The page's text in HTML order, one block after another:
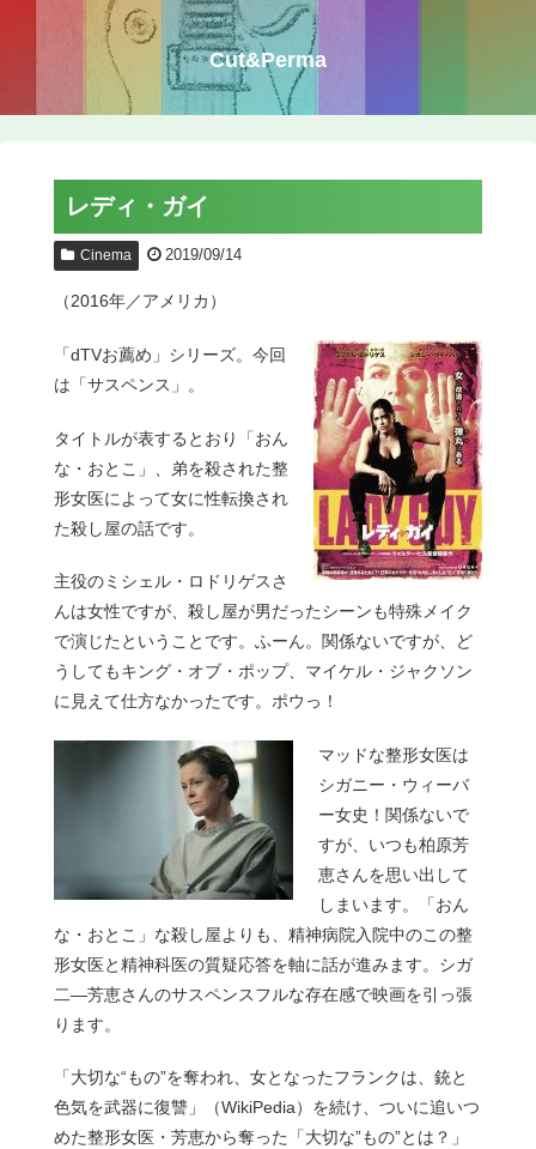
Cut&Perma
レディ・ガイ
Cinema 2019/09/14
（2016年／アメリカ）
「dTVお薦め」シリーズ。今回
は「サスペンス」。
タイトルが表するとおり「おん
な・おとこ」、弟を殺された整
形女医によって女に性転換され
た殺し屋の話です。
主役のミシェル・ロドリゲスさ
んは女性ですが、殺し屋が男だったシーンも特殊メイク
で演じたということです。ふーん。関係ないですが、ど
うしてもキング・オブ・ポップ、マイケル・ジャクソン
に見えて仕方なかったです。ポウっ！
マッドな整形女医は
シガニー・ウィーバ
ー女史！関係ないで
すが、いつも柏原芳
恵さんを思い出して
しまいます。「おん
な・おとこ」な殺し屋よりも、精神病院入院中のこの整
形女医と精神科医の質疑応答を軸に話が進みます。シガ
二―芳恵さんのサスペンスフルな存在感で映画を引っ張
ります。
「大切な“もの”を奪われ、女となったフランクは、銃と
色気を武器に復讐」（WikiPedia）を続け、ついに追いつ
めた整形女医・芳恵から奪った「大切な”もの”とは？」